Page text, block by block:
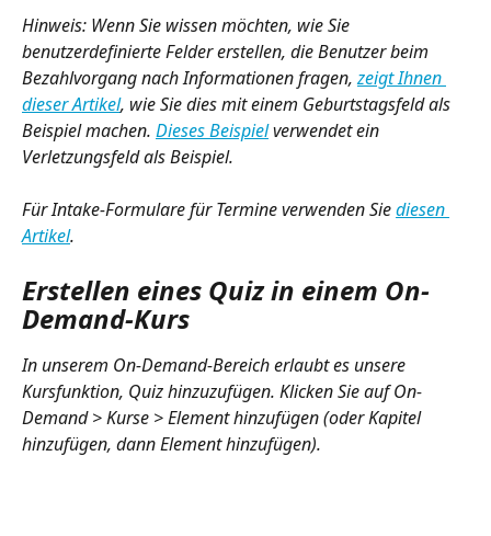
Hinweis: Wenn Sie wissen möchten, wie Sie
benutzerdefinierte Felder erstellen, die Benutzer beim
Bezahlvorgang nach Informationen fragen, zeigt Ihnen
dieser Artikel, wie Sie dies mit einem Geburtstagsfeld als
Beispiel machen. Dieses Beispiel verwendet ein
Verletzungsfeld als Beispiel.
Für Intake-Formulare für Termine verwenden Sie diesen
Artikel.
Erstellen eines Quiz in einem On-
Demand-Kurs
In unserem On-Demand-Bereich erlaubt es unsere
Kursfunktion, Quiz hinzuzufügen. Klicken Sie auf On-
Demand > Kurse > Element hinzufügen (oder Kapitel
hinzufügen, dann Element hinzufügen).